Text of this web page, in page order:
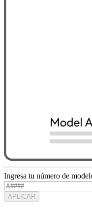
Ingresa tu número de
APLICAR